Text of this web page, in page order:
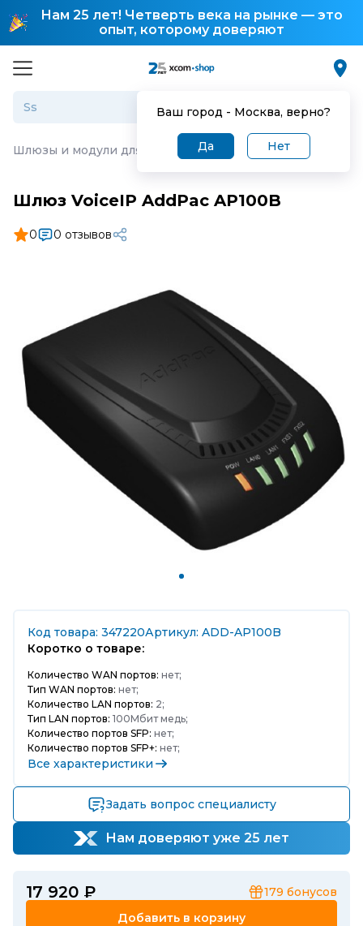
Нам 25 лет! Четверть века на рынке — это
опыт, которому доверяют
Ваш город - Москва, верно?
Да Нет
Шлюзы и модули для IP-телефонии Шлюз VoiceIP
Шлюз VoiceIP AddPac AP100B
0 0 отзывов
Код товара: 347220Артикул: ADD-AP100B
Коротко о товаре:
Количество WAN портов: нет;
Тип WAN портов: нет;
Количество LAN портов: 2;
Тип LAN портов: 100Мбит медь;
Количество портов SFP: нет;
Количество портов SFP+: нет;
Все характеристики
Задать вопрос специалисту
Нам доверяют уже 25 лет
17 920 ₽ 179 бонусов
Добавить в корзину